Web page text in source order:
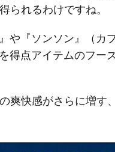
られるわけですね。
や『ソンソン』（カ
得点アイテムのフー
爽快感がさらに増す